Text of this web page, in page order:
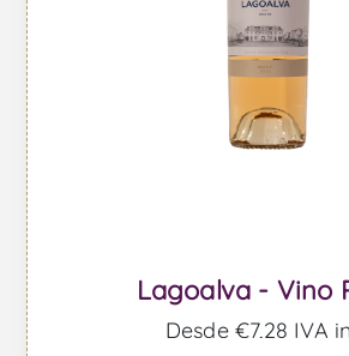
Lagoalva - Vino
Desde €7,28 IVA